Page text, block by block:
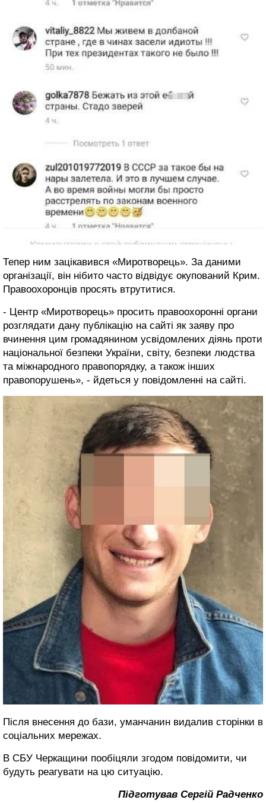
Тепер ним зацікавився «Миротворець». За даними
організації, він нібито часто відвідує окупований Крим.
Правоохоронців просять втрутитися.
- Центр «Миротворець» просить правоохоронні органи
розглядати дану публікацію на сайті як заяву про
вчинення цим громадянином усвідомлених діянь проти
національної безпеки України, світу, безпеки людства
та міжнародного правопорядку, а також інших
правопорушень», - йдеться у повідомленні на сайті.
Після внесення до бази, уманчанин видалив сторінки в
соціальних мережах.
В СБУ Черкащини пообіцяли згодом повідомити, чи
будуть реагувати на цю ситуацію.
Підготував Сергій Радченко